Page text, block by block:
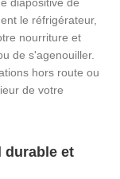
le réfrigérateur,
nourriture et
de s'agenouiller.
hors route ou
de votre
durable et